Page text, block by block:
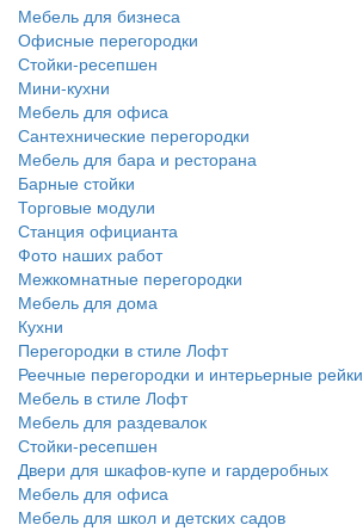
Мебель для бизнеса
Офисные перегородки
Стойки-ресепшен
Мини-кухни
Мебель для офиса
Сантехнические перегородки
Мебель для бара и ресторана
Барные стойки
Торговые модули
Станция официанта
Фото наших работ
Межкомнатные перегородки
Мебель для дома
Кухни
Перегородки в стиле Лофт
Реечные перегородки и интерьерные рейки
Мебель в стиле Лофт
Мебель для раздевалок
Стойки-ресепшен
Двери для шкафов-купе и гардеробных
Мебель для офиса
Мебель для школ и детских садов